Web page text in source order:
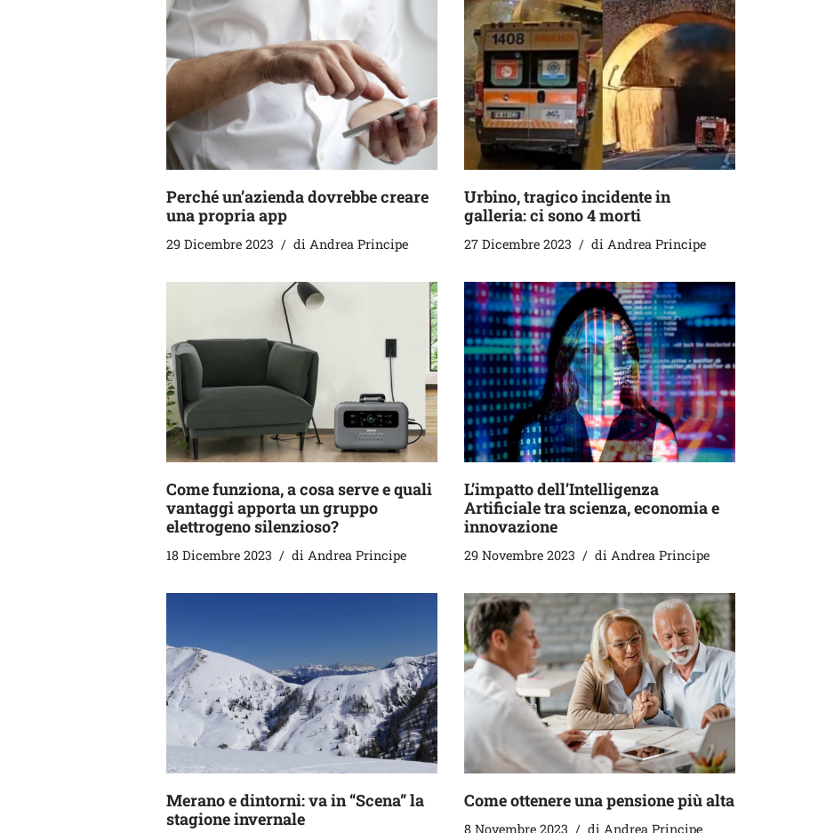
Perché un’azienda dovrebbe creare
una propria app
29 Dicembre 2023 di Andrea Principe
Urbino, tragico incidente in
galleria: ci sono 4 morti
27 Dicembre 2023 di Andrea Principe
Come funziona, a cosa serve e quali
vantaggi apporta un gruppo
elettrogeno silenzioso?
18 Dicembre 2023 di Andrea Principe
L’impatto dell’Intelligenza
Artificiale tra scienza, economia e
innovazione
29 Novembre 2023 di Andrea Principe
Merano e dintorni: va in “Scena” la
stagione invernale
Come ottenere una pensione più alta
8 Novembre 2023 di Andrea Principe